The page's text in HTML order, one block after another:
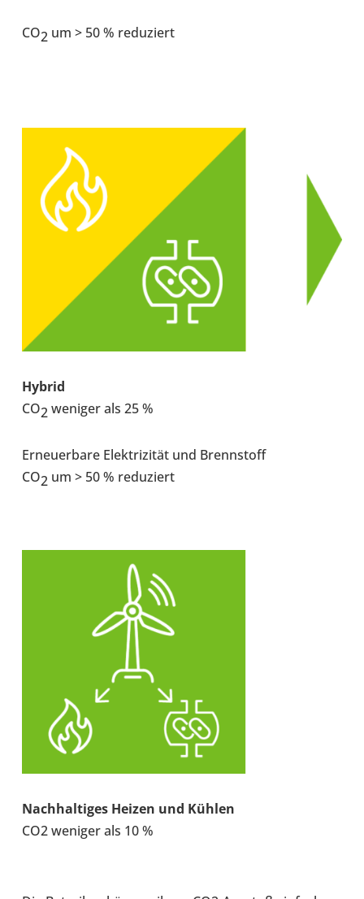
CO2 um > 50 % redu­ziert
Hybrid
CO2weniger als 25 %
Erneu­er­bare Elek­tri­zi­tät und Brenn­stoff
CO2 um > 50 % redu­ziert
Nach­hal­ti­ges Heizen und Kühlen
CO2 weniger als 10 %